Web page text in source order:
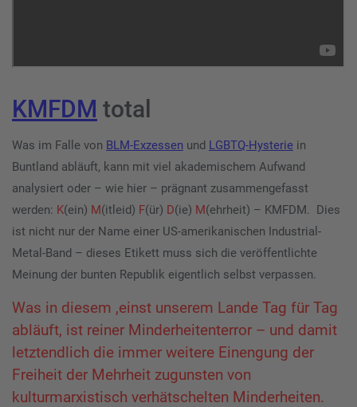
KMFDM total
Was im Falle von BLM-Exzessen und LGBTQ-Hysterie in
Buntland abläuft, kann mit viel akademischem Aufwand
analysiert oder – wie hier – prägnant zusammengefasst
werden: K(ein) M(itleid) F(ür) D(ie) M(ehrheit) – KMFDM. Dies
ist nicht nur der Name einer US-amerikanischen Industrial-
Metal-Band – dieses Etikett muss sich die veröffentlichte
Meinung der bunten Republik eigentlich selbst verpassen.
Was in diesem ,einst unserem Lande Tag für Tag
abläuft, ist reiner Minderheitenterror – und damit
letztendlich die immer weitere Einengung der
Freiheit der Mehrheit zugunsten von
kulturmarxistisch verhätschelten Minderheiten.